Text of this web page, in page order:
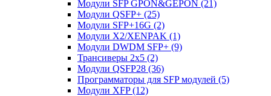
Модули SFP GPON&GEPON (21)
Модули QSFP+ (25)
Модули SFP+16G (2)
Модули X2/XENPAK (1)
Модули DWDM SFP+ (9)
Трансиверы 2x5 (2)
Модули QSFP28 (36)
Программаторы для SFP модулей (5)
Модули XFP(12)